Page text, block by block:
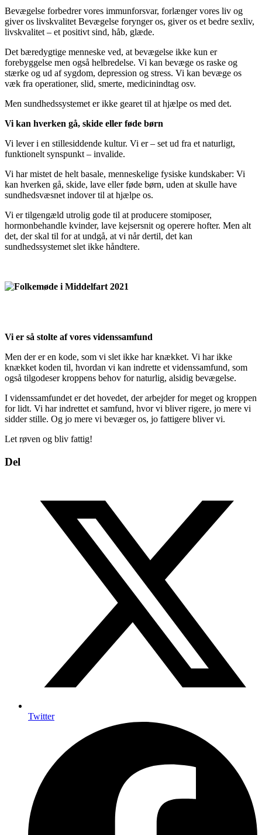
Bevægelse forbedrer vores immunforsvar, forlænger vores liv og
giver os livskvalitet Bevægelse forynger os, giver os et bedre sexliv,
livskvalitet – et positivt sind, håb, glæde.
Det bæredygtige menneske ved, at bevægelse ikke kun er
forebyggelse men også helbredelse. Vi kan bevæge os raske og
stærke og ud af sygdom, depression og stress. Vi kan bevæge os
væk fra operationer, slid, smerte, medicinindtag osv.
Men sundhedssystemet er ikke gearet til at hjælpe os med det.
Vi kan hverken gå, skide eller føde børn
Vi lever i en stillesiddende kultur. Vi er – set ud fra et naturligt,
funktionelt synspunkt – invalide.
Vi har mistet de helt basale, menneskelige fysiske kundskaber: Vi
kan hverken gå, skide, lave eller føde børn, uden at skulle have
sundhedsvæsnet indover til at hjælpe os.
Vi er tilgengæld utrolig gode til at producere stomiposer,
hormonbehandle kvinder, lave kejsersnit og operere hofter. Men alt
det, der skal til for at undgå, at vi når dertil, det kan
sundhedssystemet slet ikke håndtere.
Vi er så stolte af vores videnssamfund
Men der er en kode, som vi slet ikke har knækket. Vi har ikke
knækket koden til, hvordan vi kan indrette et videnssamfund, som
også tilgodeser kroppens behov for naturlig, alsidig bevægelse.
I videnssamfundet er det hovedet, der arbejder for meget og kroppen
for lidt. Vi har indrettet et samfund, hvor vi bliver rigere, jo mere vi
sidder stille. Og jo mere vi bevæger os, jo fattigere bliver vi.
Let røven og bliv fattig!
Del
Twitter